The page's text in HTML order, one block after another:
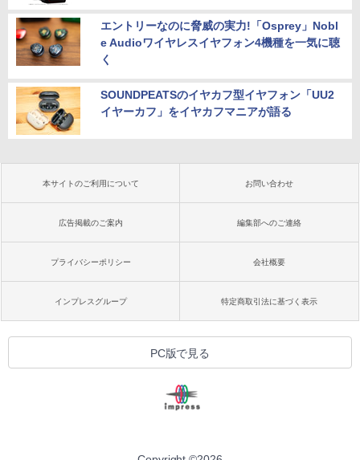
エントリーなのに脅威の実力!「Osprey」Nobl
e Audioワイヤレスイヤフォン4機種を一気に聴
く
SOUNDPEATSのイヤカフ型イヤフォン「UU2
イヤーカフ」をイヤカフマニアが語る
本サイトのご利用について お問い合わせ
広告掲載のご案内 編集部へのご連絡
プライバシーポリシー 会社概要
インプレスグループ 特定商取引法に基づく表示
PC版で見る